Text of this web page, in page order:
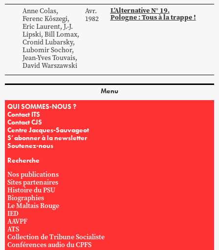
AnneColas,
FerencKôszegi,
EricLaurent, J.-J.
Lipski, BillLomax,
CronidLubarsky,
LubomirSochor,
Jean-YvesTouvais,
DavidWarszawski
Avr.
1982
L’Alternative N° 19.
Pologne : Tous à la trappe !
Menu
QUI SOMMES-NOUS ?
Contact ITS
Contact CJS
Centre Jacques-Sauvageot
S’abonner à la newsletter
Soutenez-nous
Recherche
Nos publications
Sites partenaires
Histoire du PSU
Biographies
Le Maltais Rouge
IED
AAVPF
ATS
Collection de Tribune Socialiste
Conférences audio du CPFS